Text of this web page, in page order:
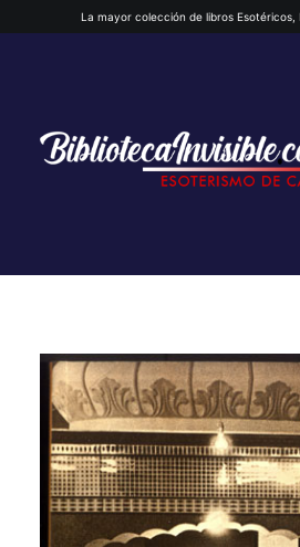
La mayor colección de libros Esotéricos,
INICIO
QUIENES SOMOS
CATEGORÍAS